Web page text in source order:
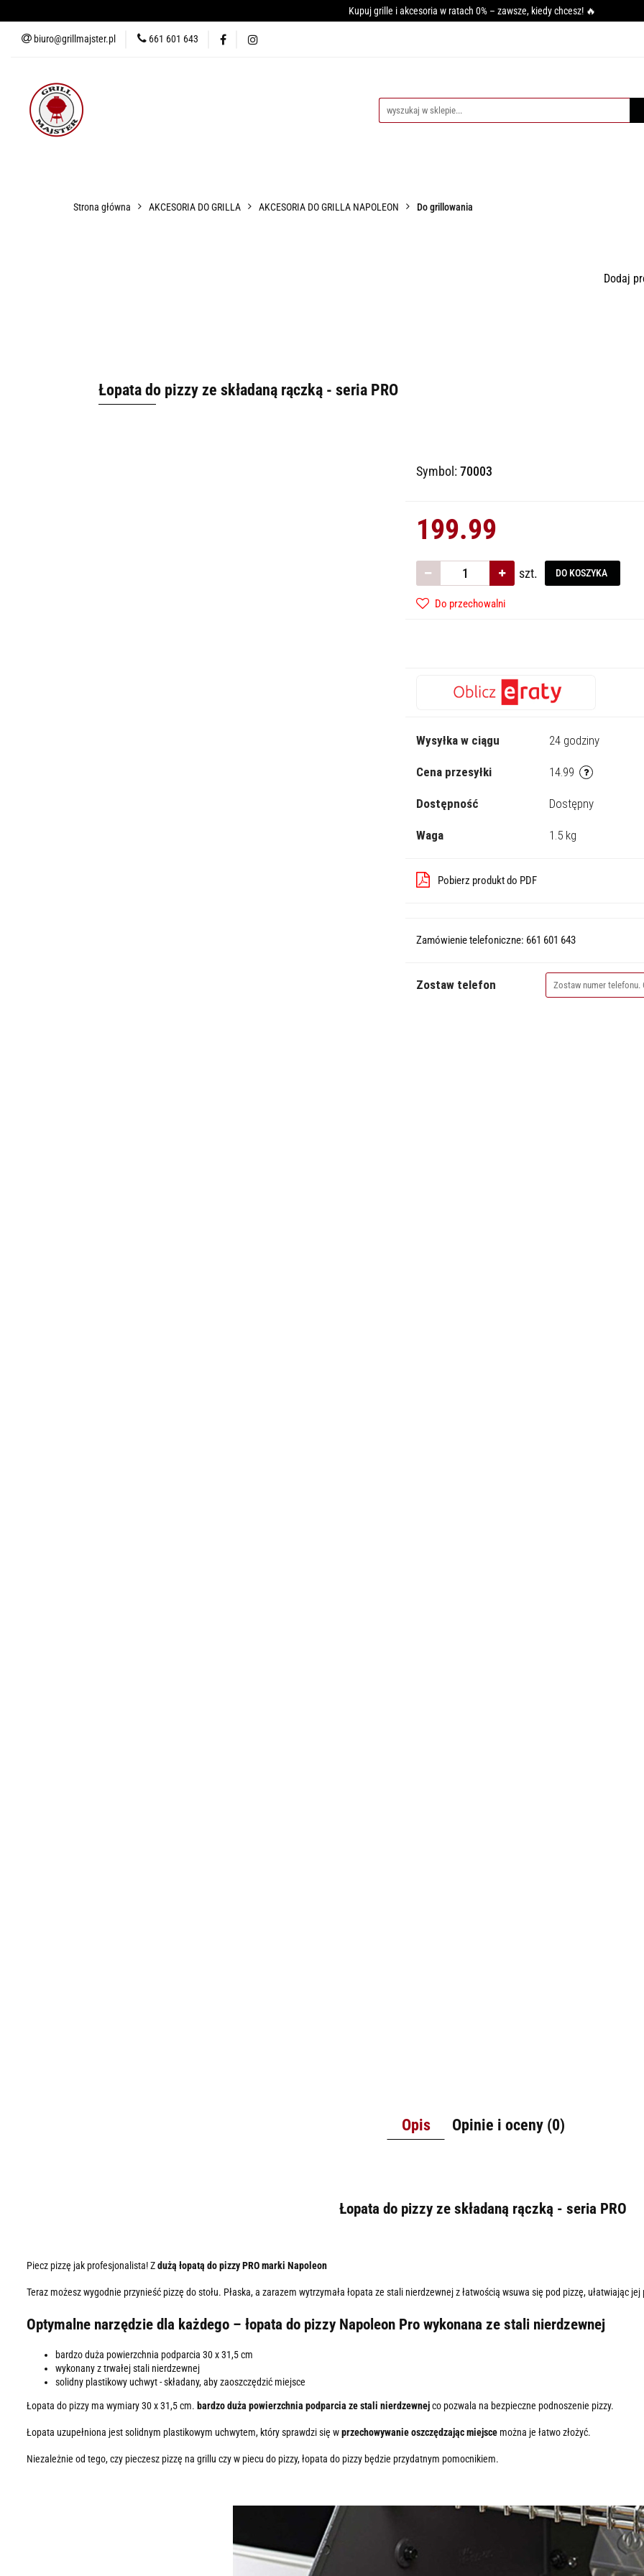
Kupuj grille i akcesoria w ratach 0% – zawsze, kiedy chcesz! 🔥
biuro@grillmajster.pl 661 601 643
GRILLE AKCESORIA DO GRILLA
KURSY GRILLOWANIA MIĘSO PRZYPRAWY BLOG
Strona główna AKCESORIA DO GRILLA AKCESORIA DO GRILLA NAPOLEON Do grillowania
Dodaj
Łopata do pizzy ze składaną rączką - seria PRO
Symbol: 70003
199.99
szt. DO KOSZYKA
Do przechowalni
Wysyłka w ciągu 24 godziny
Cena przesyłki 14.99
Dostępność Dostępny
Waga 1.5 kg
Pobierz produkt do PDF
Zamówienie telefoniczne: 661 601 643
Zostaw telefon
Opis Opinie i oceny (0)
Łopata do pizzy ze składaną rączką - seria PRO
Piecz pizzę jak profesjonalista! Zdużą łopatą do pizzy PRO marki Napoleon
Teraz możesz wygodnie przynieść pizzę do stołu. Płaska, a zarazem wytrzymała łopata ze stali nierdzewnej z łatwością wsuwa się pod pizzę, ułatwiając
Optymalne narzędzie dla każdego – łopata do pizzy Napoleon Pro wykonana ze stali nierdzewnej
bardzo duża powierzchnia podparcia 30 x 31,5 cm
wykonany z trwałej stali nierdzewnej
solidny plastikowy uchwyt - składany, aby zaoszczędzić miejsce
Łopata do pizzy ma wymiary 30 x 31,5 cm. bardzo duża powierzchnia podparcia ze stali nierdzewnejco pozwala na bezpieczne podnoszenie pizzy.
Łopata uzupełniona jest solidnym plastikowym uchwytem, ​​który sprawdzi się wprzechowywanie oszczędzając miejsce można je łatwo złożyć.
Niezależnie od tego, czy pieczesz pizzę na grillu czy w piecu do pizzy,łopata do pizzy będzie przydatnym pomocnikiem.